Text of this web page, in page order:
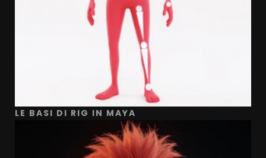
LE BASI DI RIG IN MAYA